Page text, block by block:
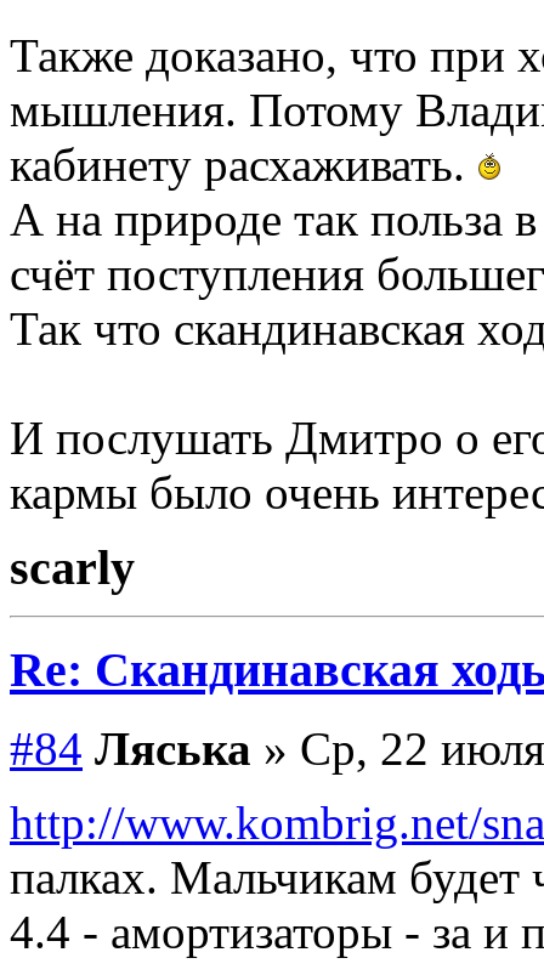
Также доказано, что при
мышления. Потому
кабинету расхаживать.
А на природе так польза
счёт поступления
Так что скандинавская
И послушать Дмитро о
кармы было очень
scarly
Re: Скандинавская
#84 Ляська » Ср, 22
http://www.kombrig.net/
палках. Мальчикам будет
4.4 - амортизаторы - за и